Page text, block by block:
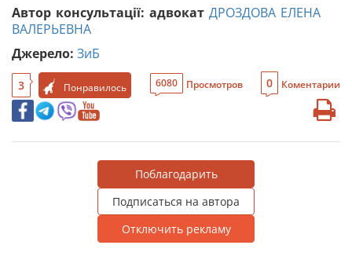
​Автор консультації: адвокат ДРОЗДОВА ЕЛЕНА
ВАЛЕРЬЕВНА
Джерело: ЗиБ
3 Понравилось 6080 Просмотров 0 Коментарии
Поблагодарить
Подписаться на автора
Отключить рекламу